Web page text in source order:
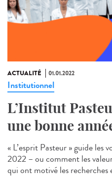
ACTUALITÉ 01.01.2022
Institutionnel
L’Institut
une bonne
« L’esprit Pasteur » guide les
2022 – ou comment les
qui ont motivé les recherches